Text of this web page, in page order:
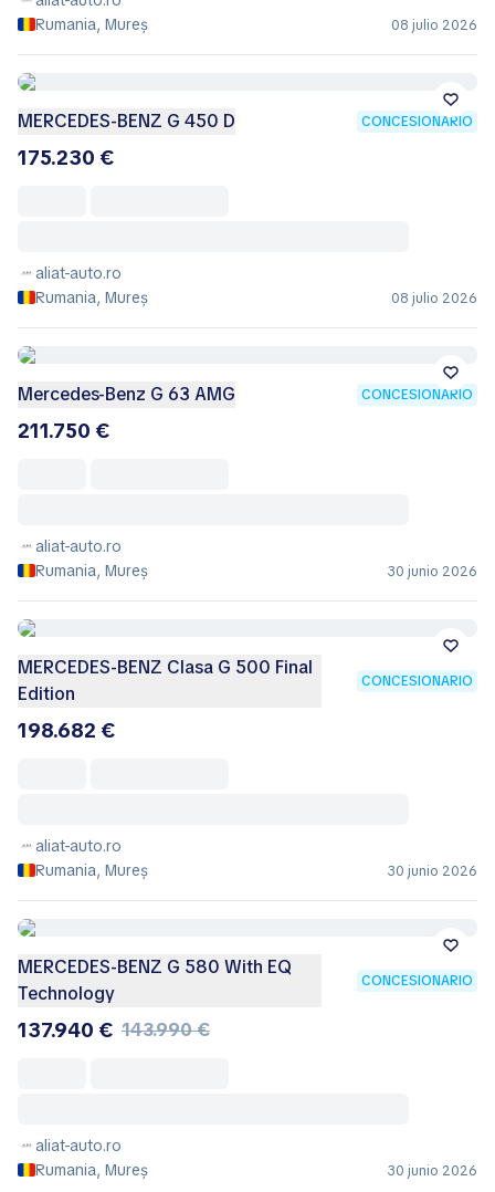
Rumania, Mureș
08 julio 2026
MERCEDES-BENZ G 450 D CONCESIONARIO
175.230 €
aliat-auto.ro
Rumania, Mureș
08 julio 2026
Mercedes-Benz G 63 AMG CONCESIONARIO
211.750 €
aliat-auto.ro
Rumania, Mureș
30 junio 2026
MERCEDES-BENZ Clasa G 500 Final
Edition
CONCESIONARIO
198.682 €
aliat-auto.ro
Rumania, Mureș
30 junio 2026
MERCEDES-BENZ G 580 With EQ
Technology
CONCESIONARIO
137.940 € 143.990 €
aliat-auto.ro
Rumania, Mureș
30 junio 2026